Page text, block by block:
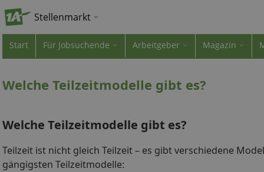
Stellenmarkt
Start Für Jobsuchende Arbeitgeber Magazin
Welche Teilzeitmodelle gibt es?
Welche Teilzeitmodelle gibt es?
Teilzeit ist nicht gleich Teilzeit – es gibt verschiedene
gängigsten Teilzeitmodelle: